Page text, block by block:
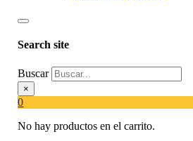
Search site
Buscar
×
0
No hay productos en el carrito.